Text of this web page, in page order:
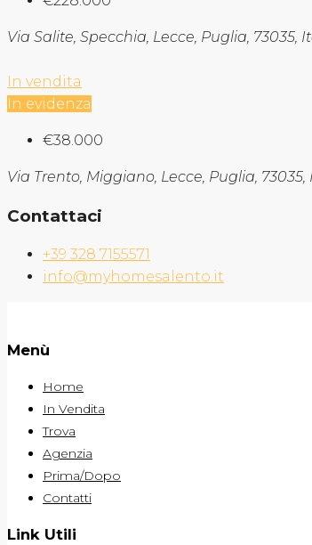
Via Salite, Specchia, Lecce, Puglia, 73035,
In vendita
In evidenza
€38.000
Via Trento, Miggiano, Lecce, Puglia, 73035,
Contattaci
+39 328 7155571
info@myhomesalento.it
Menù
Home
In Vendita
Trova
Agenzia
Prima/Dopo
Contatti
Link Utili